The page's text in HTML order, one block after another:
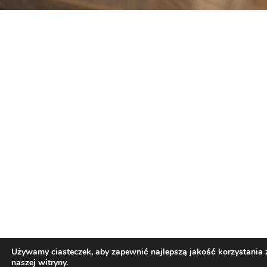
Używamy ciasteczek, aby zapewnić najlepszą jakość korzystania
naszej witryny.